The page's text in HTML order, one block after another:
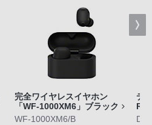
完全ワイヤレスイヤホン
「WF-1000XM6」ブラック
WF-1000XM6/B
デ